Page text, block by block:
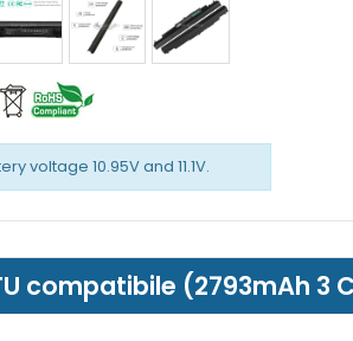
voltage 10.95V and 11.1V.
compatibile (2793mAh 3